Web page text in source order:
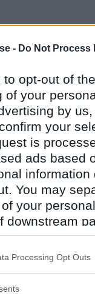
- Do Not Process
to opt-out of
of your
by
your
is
ads based
You may
your
downstream
by us
Participants
that this
Processing Opt Outs